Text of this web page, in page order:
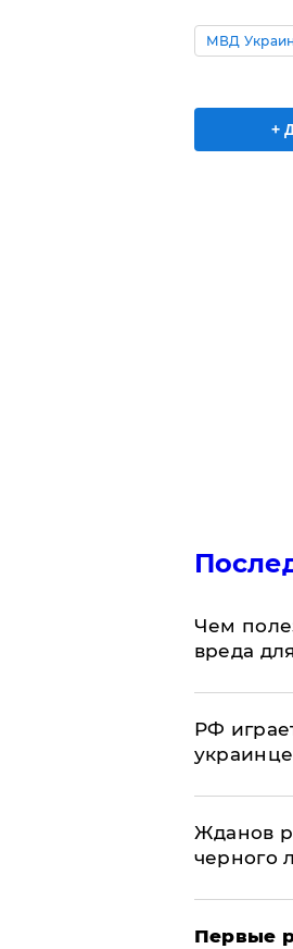
МВД
+
Чем
вреда
РФ
Жданов
черного
Первые